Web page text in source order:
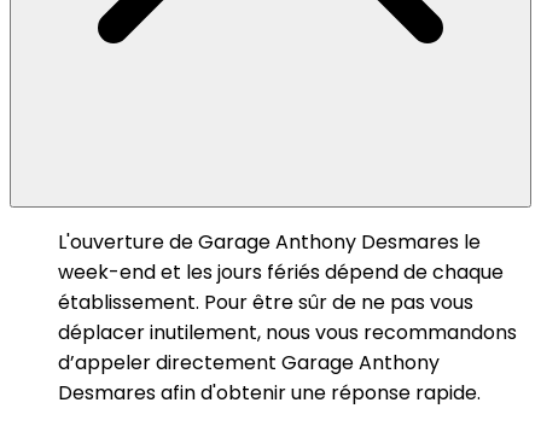
L'ouverture de Garage Anthony Desmares le
week-end et les jours fériés dépend de chaque
établissement. Pour être sûr de ne pas vous
déplacer inutilement, nous vous recommandons
d’appeler directement Garage Anthony
Desmares afin d'obtenir une réponse rapide.